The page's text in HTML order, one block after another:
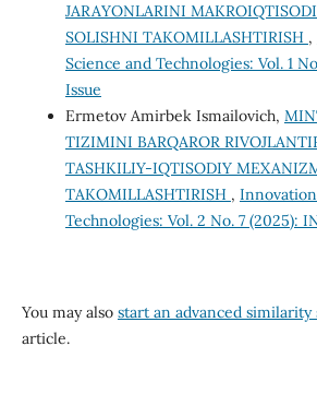
JARAYONLARINI
SOLISHNI TAKOMILLASHTIRISH ,
Science and Technologies: Vol. 1
Issue
Ermetov Amirbek Ismailovich,
TIZIMINI BARQAROR
TASHKILIY-IQTISODIY
TAKOMILLASHTIRISH ,
Technologies: Vol. 2 No. 7 (2025):
You may also start an advanced similarity
article.